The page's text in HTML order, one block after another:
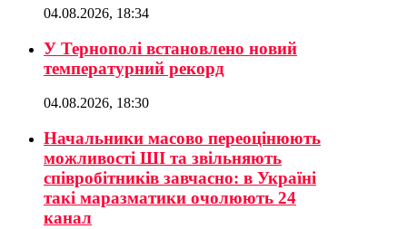
04.08.2026, 18:34
У Тернополі встановлено новий
температурний рекорд
04.08.2026, 18:30
Начальники масово переоцінюють
можливості ШІ та звільняють
співробітників завчасно: в Україні
такі маразматики очолюють 24
канал